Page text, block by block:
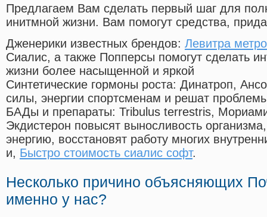
Предлагаем Вам сделать первый шаг для
инитмной жизни. Вам помогут средства,
Дженерики известных брендов: Левитра
Сиалис, а также Попперсы помогут сделать
жизни более насыщенной и яркой
Синтетические гормоны роста: Динатроп,
силы, энергии спортсменам и решат
БАДы и препараты: Tribulus terrestris,
Экдистерон повысят выносливость
энергию, восстановят работу многих
и, Быстро стоимость сиалис софт.
Несколько причино объясняющих
именно у нас?